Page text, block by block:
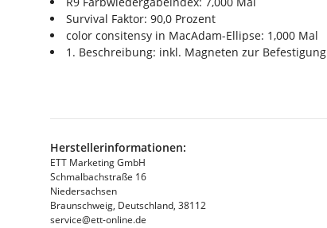
Survival Faktor: 90,0 Prozent
color consitensy in MacAdam-Ellipse: 1,000 Mal
1. Beschreibung: inkl. Magneten zur Befestigung
Herstellerinformationen:
ETT Marketing GmbH
Schmalbachstraße 16
Niedersachsen
Braunschweig, Deutschland, 38112
service@ett-online.de